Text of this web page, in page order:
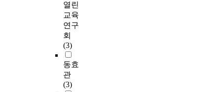
열린
교육
연구
회
(3)
동효
관
(3)